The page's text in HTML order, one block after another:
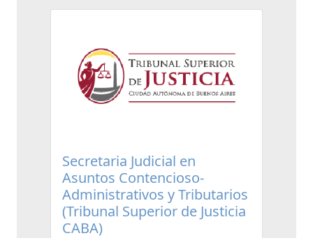
Secretaria Judicial en
Asuntos Contencioso-
Administrativos y Tributarios
(Tribunal Superior de Justicia
CABA)